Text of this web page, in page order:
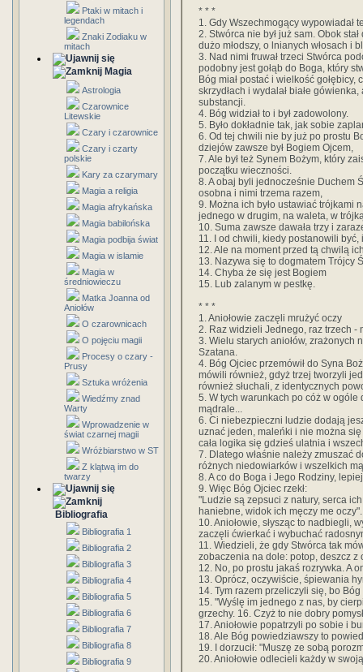
Ptaki w mitach i
legendach
Znaki Zodiaku w
mitach
Magia
Astrologia
Czarownice
Litewskie
Czary i czarownice
Czary i czarty
polskie
Kary za czarymary
Magia a religia
Magia afrykańska
Magia babilońska
Magia podbija świat
Magia w islamie
Magia w
średniowieczu
Matka Joanna od
Aniołów
O czarownicach
O pojęciu magii
Procesy o czary -
Prusy
Sztuka wróżenia
Wiedźmy znad
Warty
Wprowadzenie w
świat czarnej magii
Wróżbiarstwo w ST
Z klątwą im do
twarzy
Bibliografia
Bibliografia 1
Bibliografia 2
Bibliografia 3
Bibliografia 4
Bibliografia 5
Bibliografia 6
Bibliografia 7
Bibliografia 8
Bibliografia 9
* * *
1. Gdy Wszechmogący wypowiadał
2. Stwórca nie był już sam. Obok
dużo młodszy, o lnianych włosach i
3. Nad nimi fruwał trzeci Stwórca
podobny jest gołąb do Boga, który
Bóg miał postać i wielkość gołębicy,
skrzydłach i wydalał białe
substancji.
4. Bóg widział to i był zadowolony.
5. Było dokładnie tak, jak sobie
6. Od tej chwili nie by już po prostu
dziejów zawsze był Bogiem Ojcem,
7. Ale był też Synem Bożym, który
początku wieczności.
8. A obaj byli jednocześnie Duchem
osobna i nimi trzema razem,
9. Można ich było ustawiać trójkami
jednego w drugim, na waleta, w
10. Suma zawsze dawała trzy i
11. I od chwili, kiedy postanowili
12. Ale na moment przed tą chwilą
13. Nazywa się to dogmatem Trójcy
14. Chyba że się jest Bogiem
15. Lub zalanym w pestkę.
* * *
1. Aniołowie zaczęli mrużyć oczy
2. Raz widzieli Jednego, raz trzech -
3. Wielu starych aniołów, zrażonych
Szatana.
4. Bóg Ojciec przemówił do Syna
mówili również, gdyż trzej tworzyli
również słuchali, z identycznych
5. W tych warunkach po cóż w
mądrale...
6. Ci niebezpieczni ludzie dodają
uznać jeden, maleńki i nie można
cała logika się gdzieś ulatnia i
7. Dlatego właśnie należy zmuszać
różnych niedowiarków i wszelkich
8. A co do Boga i Jego Rodziny,
9. Więc Bóg Ojciec rzekł:
"Ludzie są zepsuci z natury, serca
haniebne, widok ich męczy me oczy".
10. Aniołowie, słysząc to nadbiegli,
zaczęli ćwierkać i wybuchać
11. Wiedzieli, że gdy Stwórca tak
zobaczenia na dole: potop, deszcz
12. No, po prostu jakaś rozrywka. A
13. Oprócz, oczywiście, śpiewania
14. Tym razem przeliczyli się, bo Bóg
15. "Wyślę im jednego z nas, by
grzechy. 16. Czyż to nie dobry
17. Aniołowie popatrzyli po sobie i
18. Ale Bóg powiedziawszy to
19. I dorzucił: "Muszę ze sobą
20. Aniołowie odlecieli każdy w